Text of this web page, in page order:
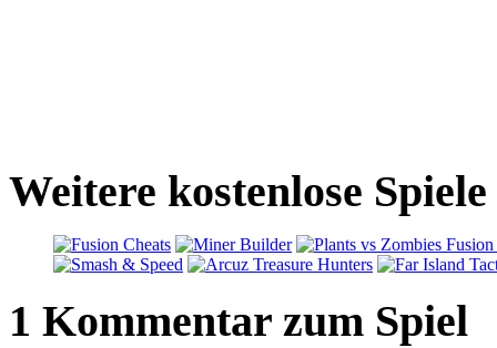
Weitere kostenlose
1 Kommentar zum Spiel